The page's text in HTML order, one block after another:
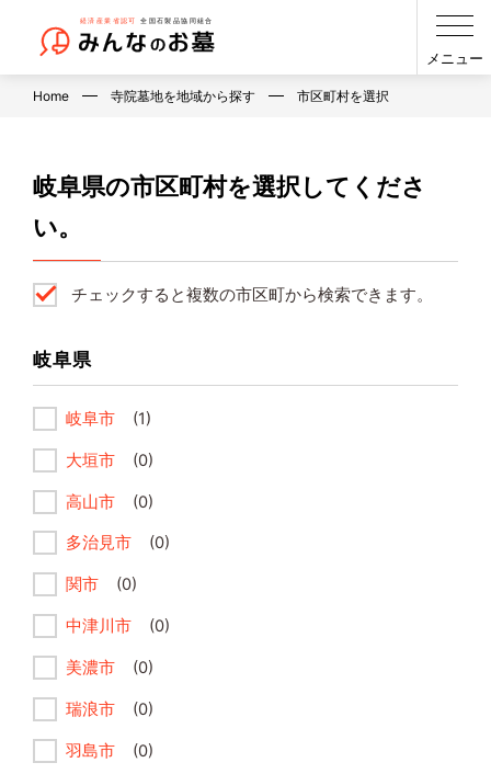
メニュー
Home 寺院墓地を地域から探す 市区町村を選択
岐阜県の市区町村を選択してくださ
い。
チェックすると複数の市区町から検索できます。
岐阜県
岐阜市 (1)
大垣市 (0)
高山市 (0)
多治見市 (0)
関市 (0)
中津川市 (0)
美濃市 (0)
瑞浪市 (0)
羽島市 (0)